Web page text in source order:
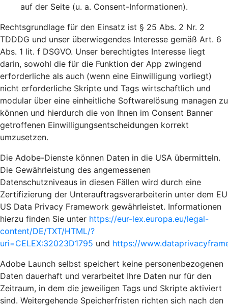
auf der Seite (u. a. Consent-Informationen).
Rechtsgrundlage für den Einsatz ist § 25 Abs. 2 Nr. 2
TDDDG und unser überwiegendes Interesse gemäß Art. 6
Abs. 1 lit. f DSGVO. Unser berechtigtes Interesse liegt
darin, sowohl die für die Funktion der App zwingend
erforderliche als auch (wenn eine Einwilligung vorliegt)
nicht erforderliche Skripte und Tags wirtschaftlich und
modular über eine einheitliche Softwarelösung managen zu
können und hierdurch die von Ihnen im Consent Banner
getroffenen Einwilligungsentscheidungen korrekt
umzusetzen.
Die Adobe-Dienste können Daten in die USA übermitteln.
Die Gewährleistung des angemessenen
Datenschutzniveaus in diesen Fällen wird durch eine
Zertifizierung der Unterauftragsverarbeiterin unter dem EU
US Data Privacy Framework gewährleistet. Informationen
hierzu finden Sie unter https://eur-lex.europa.eu/legal-
content/DE/TXT/HTML/?
uri=CELEX:32023D1795 und https://
Adobe Launch selbst speichert keine personenbezogenen
Daten dauerhaft und verarbeitet Ihre Daten nur für den
Zeitraum, in dem die jeweiligen Tags und Skripte aktiviert
sind. Weitergehende Speicherfristen richten sich nach den